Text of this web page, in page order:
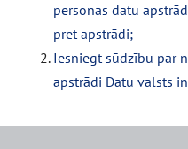
personas datu
pret apstrādi;
Iesniegt sūdzību par
apstrādi Datu valsts